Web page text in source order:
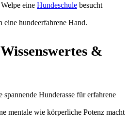
eine Hundeschule besucht
hundeerfahrene Hand.
&
Hunderasse für erfahrene
mentale wie körperliche Potenz macht